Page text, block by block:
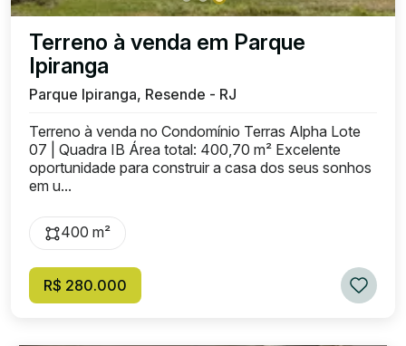
Terreno à venda em Parque
Ipiranga
Parque Ipiranga, Resende - RJ
Terreno à venda no Condomínio Terras Alpha Lote
07 | Quadra IB Área total: 400,70 m² Excelente
oportunidade para construir a casa dos seus sonhos
em u...
400 m²
R$ 280.000